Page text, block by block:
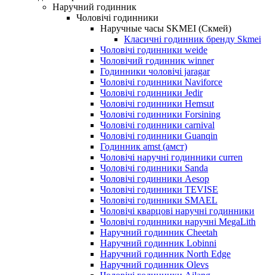
Наручний годинник
Чоловічі годинники
Наручные часы SKMEI (Скмей)
Класичні годинник бренду Skmei
Чоловічі годинники weide
Чоловічий годинник winner
Годинники чоловічі jaragar
Чоловічі годинники Naviforce
Чоловічі годинники Jedir
Чоловічі годинники Hemsut
Чоловічі годинники Forsining
Чоловічі годинники carnival
Чоловічі годинники Guanqin
Годинник amst (амст)
Чоловічі наручні годинники curren
Чоловічі годинники Sanda
Чоловічі годинники Aesop
Чоловічі годинники TEVISE
Чоловічі годинники SMAEL
Чоловічі кварцові наручні годинники
Чоловічі годинники наручні MegaLith
Наручний годинник Cheetah
Наручний годинник Lobinni
Наручний годинник North Edge
Наручний годинник Olevs